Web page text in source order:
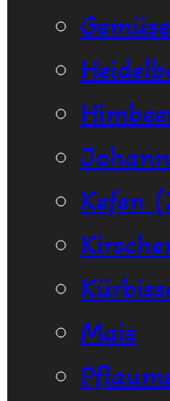
Gemüse
Kefen
Mais